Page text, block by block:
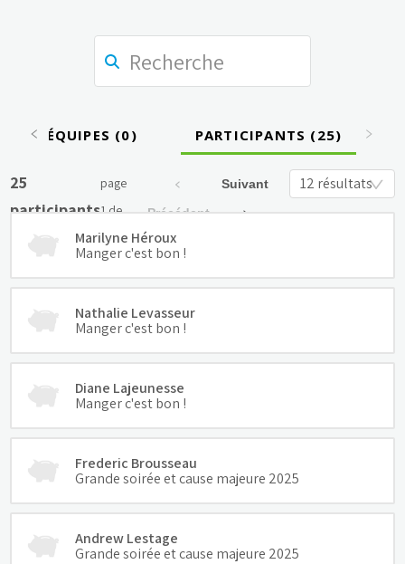
ÉQUIPES (0) PARTICIPANTS (25)
25
participants
page
1de
3
Précédent
Suivant 12 résultats
Marilyne Héroux
Manger c'est bon !
Nathalie Levasseur
Manger c'est bon !
Diane Lajeunesse
Manger c'est bon !
Frederic Brousseau
Grande soirée et cause majeure 2025
Andrew Lestage
Grande soirée et cause majeure 2025